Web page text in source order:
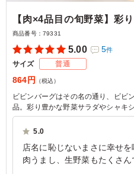
【肉×4品目の旬野菜】彩
商品番号： 79331
5.00 5件
サイズ 普通
864円 （税込）
ビビンバーグはその名の通り、ビビ
品。彩り豊かな野菜サラダやシャキ
を詰め込んだ手作りハンバーグをお
5.0
店名に恥じないまさに幸せを
肉うまし、生野菜もたくさ